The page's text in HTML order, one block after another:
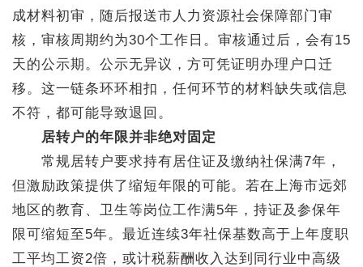
成材料初审，随后报送市人力资源社会保障部门审
核，审核周期约为30个工作日。审核通过后，会有15
天的公示期。公示无异议，方可凭证明办理户口迁
移。这一链条环环相扣，任何环节的材料缺失或信息
不符，都可能导致退回。
居转户的年限并非绝对固定
常规居转户要求持有居住证及缴纳社保满7年，
但激励政策提供了缩短年限的可能。若在上海市远郊
地区的教育、卫生等岗位工作满5年，持证及参保年
限可缩短至5年。最近连续3年社保基数高于上年度职
工平均工资2倍，或计税薪酬收入达到同行业中高级